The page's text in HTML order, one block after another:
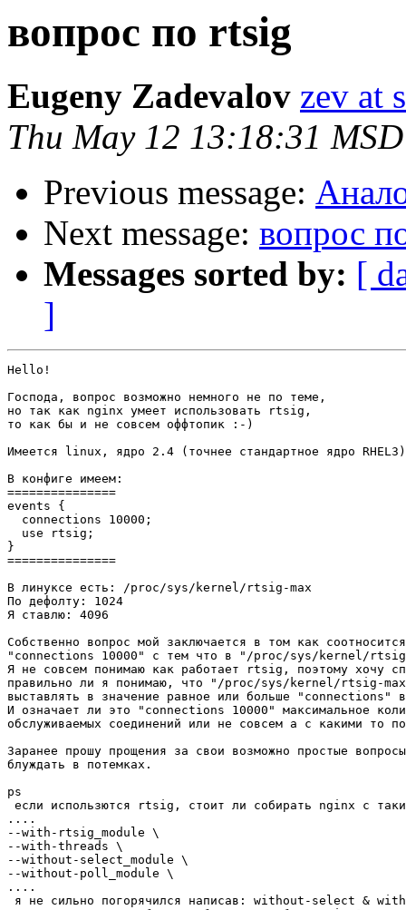
вопрос по rtsig
Eugeny Zadevalov zev at
Thu May 12 13:18:31
Previous message:
Next message: вопрос
Messages sorted by: [
]
Hello!
Господа, вопрос возможно немного не по теме,
но так как nginx умеет использовать rtsig,
то как бы и не совсем оффтопик :-)
Имеется linux, ядро 2.4 (точнее стандартное ядро
В конфиге имеем:
===============
events {
  connections 10000;
  use rtsig;
}
===============
В линуксе есть: /proc/sys/kernel/rtsig-max
По дефолту: 1024
Я ставлю: 4096
Собственно вопрос мой заключается в том как соотносится
"connections 10000" с тем что в "/proc/sys/kernel/
Я не совсем понимаю как работает rtsig, поэтому хочу
правильно ли я понимаю, что "/proc/sys/kernel/rtsig-
выставлять в значение равное или больше "connections"
И означает ли это "connections 10000" максимальное
обслуживаемых соединений или не совсем а с какими то
Заранее прошу прощения за свои возможно простые
блуждать в потемках.
ps
если использются rtsig, стоит ли собирать nginx c
....
--with-rtsig_module \
--with-threads \
--without-select_module \
--without-poll_module \
....
я не сильно погорячился написав: without-select &